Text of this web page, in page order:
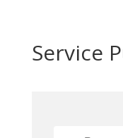
Service